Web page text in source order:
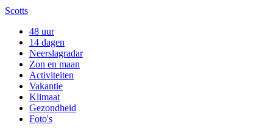
Scotts
48 uur
14 dagen
Neerslagradar
Zon en maan
Activiteiten
Vakantie
Klimaat
Gezondheid
Foto's